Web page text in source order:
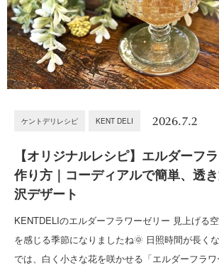
ケントデリレシピ KENT DELI 2026.7.2
【オリジナルレシピ】エルダーフ
作り方｜コーディアルで簡単、透
沢デザート
KENTDELIのエルダーフラワーゼリー 見上げる
を感じる季節になりましたね🌞 日照時間が長く
では、白く小さな花を咲かせる「エルダーフラ